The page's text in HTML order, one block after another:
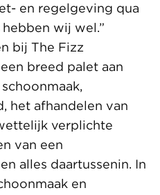
en regelgeving qua
wij wel.”
bij The Fizz
breed palet aan
het afhandelen van
verplichte
van een
alles daartussenin. In
en